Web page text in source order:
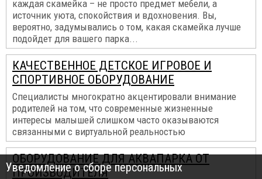
каждая скамейка – не просто предмет мебели, а
источник уюта, спокойствия и вдохновения. Вы,
вероятно, задумывались о том, какая скамейка лучше
подойдет для вашего парка...
КАЧЕСТВЕННОЕ ДЕТСКОЕ ИГРОВОЕ И
СПОРТИВНОЕ ОБОРУДОВАНИЕ
Специалисты многократно акцентировали внимание
родителей на том, что современные жизненные
интересы малышей слишком часто оказываются
связанными с виртуальной реальностью
ОБОРУДОВАНИЕ ДЛЯ АКВАПАРКА ОТ
ПРОИЗВОДИТЕЛЯ
Уведомление о сборе персональных